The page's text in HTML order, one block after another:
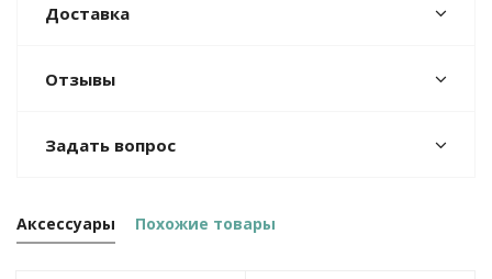
Доставка
Отзывы
Задать вопрос
Аксессуары Похожие товары